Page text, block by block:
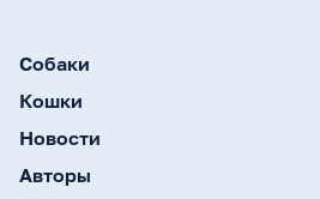
Собаки
Кошки
Новости
Авторы